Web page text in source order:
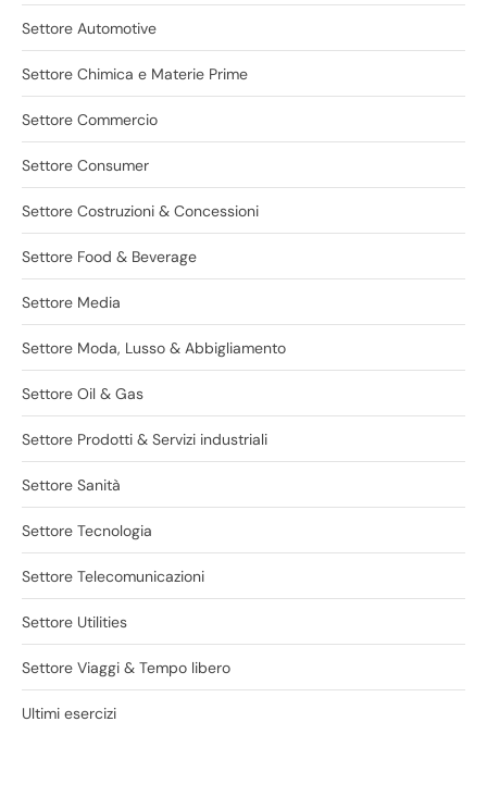
Settore Automotive
Settore Chimica e Materie Prime
Settore Commercio
Settore Consumer
Settore Costruzioni & Concessioni
Settore Food & Beverage
Settore Media
Settore Moda, Lusso & Abbigliamento
Settore Oil & Gas
Settore Prodotti & Servizi industriali
Settore Sanità
Settore Tecnologia
Settore Telecomunicazioni
Settore Utilities
Settore Viaggi & Tempo libero
Ultimi esercizi